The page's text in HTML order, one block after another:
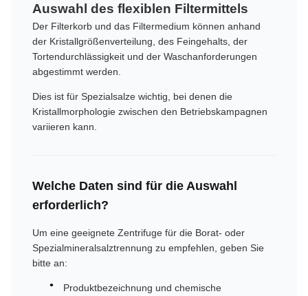
Auswahl des flexiblen Filtermittels
Der Filterkorb und das Filtermedium können anhand
der Kristallgrößenverteilung, des Feingehalts, der
Tortendurchlässigkeit und der Waschanforderungen
abgestimmt werden.
Dies ist für Spezialsalze wichtig, bei denen die
Kristallmorphologie zwischen den Betriebskampagnen
variieren kann.
Welche Daten sind für die Auswahl
erforderlich?
Um eine geeignete Zentrifuge für die Borat- oder
Spezialmineralsalztrennung zu empfehlen, geben Sie
bitte an:
Produktbezeichnung und chemische